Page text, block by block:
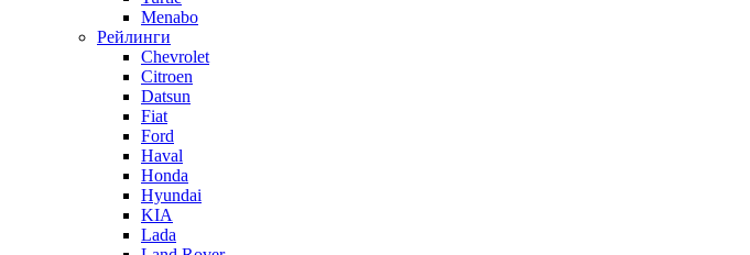
Menabo
Рейлинги
Chevrolet
Citroen
Datsun
Fiat
Ford
Haval
Honda
Hyundai
KIA
Lada